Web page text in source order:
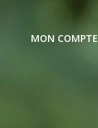
MON COMPTE